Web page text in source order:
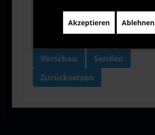
Vorschau
Senden
Zurücksetzen
Akzeptieren Ablehnen